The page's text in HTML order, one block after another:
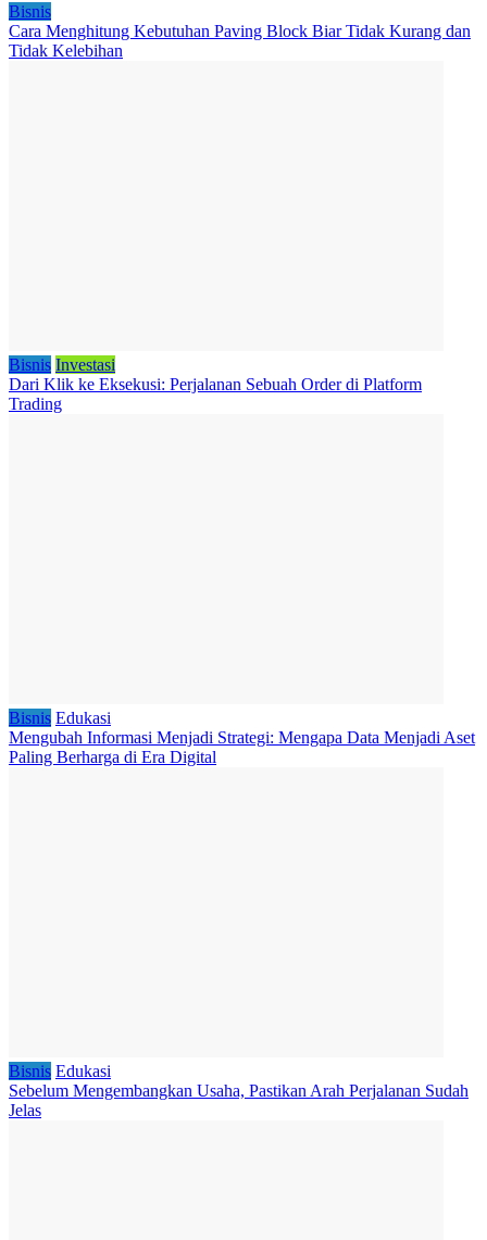
Bisnis
Cara Menghitung Kebutuhan Paving Block Biar Tidak Kurang dan
Tidak Kelebihan
Bisnis Investasi
Dari Klik ke Eksekusi: Perjalanan Sebuah Order di Platform
Trading
Bisnis Edukasi
Mengubah Informasi Menjadi Strategi: Mengapa Data Menjadi Aset
Paling Berharga di Era Digital
Bisnis Edukasi
Sebelum Mengembangkan Usaha, Pastikan Arah Perjalanan Sudah
Jelas